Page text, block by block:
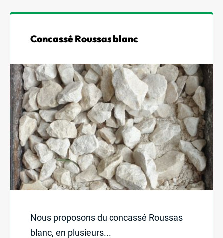
Concassé Roussas blanc
Nous proposons du concassé Roussas
blanc, en plusieurs...